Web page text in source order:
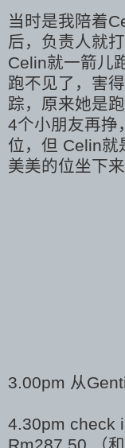
当时是我陪着
后，负责人就
Celin就一箭儿
跑不见了，害
踪，原来她是
4个小朋友再挣
位，但 Celin就
美美的位坐下
3.00pm 从
4.30pm check
Rm287.50 （